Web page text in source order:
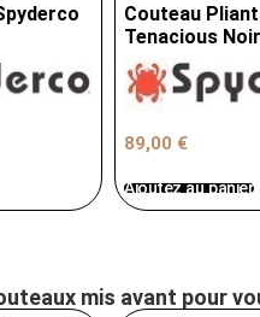
Couteau
Tenacious Noir
89,00 €
Ajoutez au panier
mis avant pour